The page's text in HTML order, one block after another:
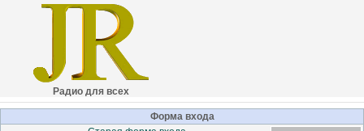
Радио для всех
Форма входа